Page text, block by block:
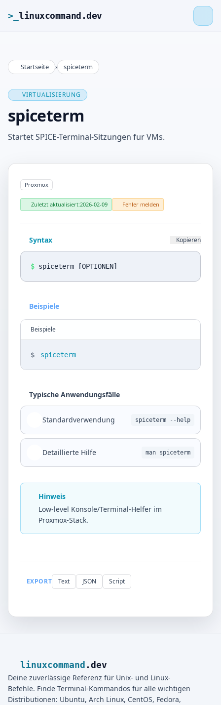
>_ linuxcommand.dev
>_linuxcommand.dev
Roadmap
Kontakt
Impressum
Datenschutz
DE EN
Startseite › spiceterm
VIRTUALISIERUNG
spiceterm
Startet SPICE-Terminal-Sitzungen fur VMs.
Proxmox
Zuletzt aktualisiert:2026-02-09 Fehler melden
Syntax Kopieren
$ spiceterm [OPTIONEN]
Beispiele
Beispiele
$ spiceterm
Typische Anwendungsfälle
Standardverwendung spiceterm --help
Detaillierte Hilfe man spiceterm
Hinweis
Low-level Konsole/Terminal-Helfer im
Proxmox-Stack.
EXPORT Text JSON Script
linuxcommand .dev
Deine zuverlässige Referenz für Unix- und Linux-
Befehle. Finde Terminal-Kommandos für alle wichtigen
Distributionen: Ubuntu, Arch Linux, CentOS, Fedora,